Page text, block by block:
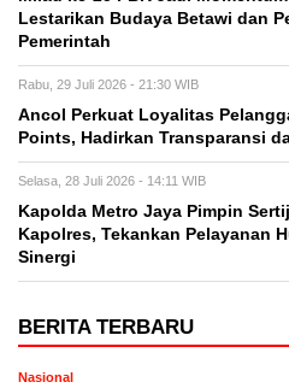
Lestarikan Budaya Betawi dan
Pemerintah
Rabu, 29 Juli 2026 - 21:30 WIB
Ancol Perkuat Loyalitas
Points, Hadirkan Transparansi
Selasa, 28 Juli 2026 - 14:11 WIB
Kapolda Metro Jaya Pimpin
Kapolres, Tekankan Pelayanan
Sinergi
BERITA TERBARU
Nasional